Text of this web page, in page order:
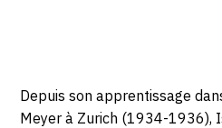
Depuis son apprentissage
Meyer à Zurich (1934-1936),